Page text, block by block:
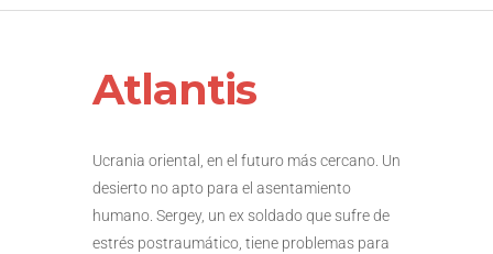
Atlantis
Ucrania oriental, en el futuro más cercano. Un
desierto no apto para el asentamiento
humano. Sergey, un ex soldado que sufre de
estrés postraumático, tiene problemas para